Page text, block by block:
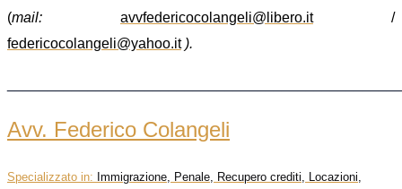
(mail: avvfedericocolangeli@libero.it/
federicocolangeli@yahoo.it ).
Avv. Federico Colangeli
Specializzato in: Immigrazione, Penale, Recupero crediti, Locazioni,